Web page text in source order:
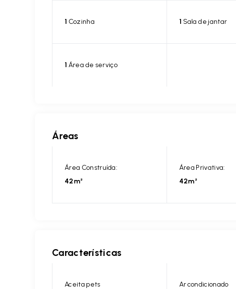
1 Cozinha 1 Sala de jantar
1 Área de serviço
Áreas
Área Construída:
42m²
Área Privativa:
42m²
Características
Aceita pets Ar condicionado